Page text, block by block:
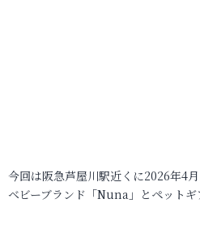
今回は阪急芦屋川駅近くに2026年4
ベビーブランド「Nuna」とペット